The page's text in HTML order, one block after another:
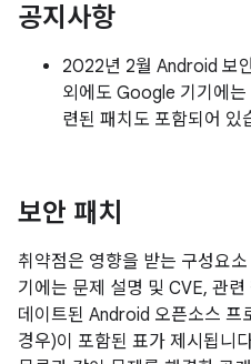
공지사항
2022년 2월 Android 보
외에도 Google 기기에
련된 패치도 포함되어 있
보안 패치
취약점은 영향을 받는 구성요
기에는 문제 설명 및 CVE, 관련
데이트된 Android 오픈소스 프
경우)이 포함된 표가 제시됩니